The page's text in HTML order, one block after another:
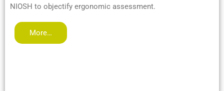
NIOSH to objectify ergonomic assessment.
More…